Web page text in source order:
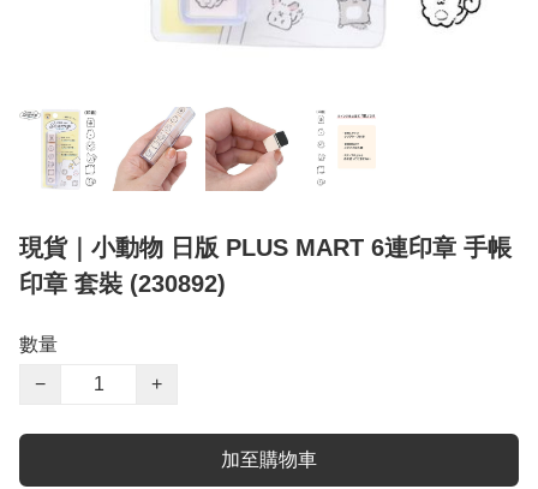
現貨｜小動物 日版 PLUS MART 6連印章 手帳
印章 套裝 (230892)
數量
−
+
加至購物車